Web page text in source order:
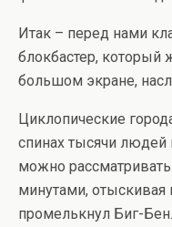
Итак – перед нами
блокбастер, который
большом экране,
Циклопические
спинах тысячи людей
можно
минутами, отыскивая
промелькнул Биг-